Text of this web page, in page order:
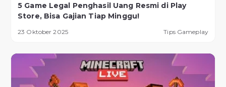
5 Game Legal Penghasil Uang Resmi di Play
Store, Bisa Gajian Tiap Minggu!
23 Oktober 2025 Tips Gameplay